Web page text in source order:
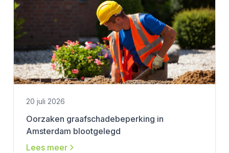
20 juli 2026
Oorzaken graafschadebeperking in
Amsterdam blootgelegd
Lees meer